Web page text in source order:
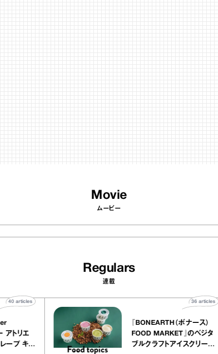
おいしいギフト
【timelesz project ＃ここか
ロは夢をもう一度追わせてく
timelesz project -AUDITION-
DOCUMENTARY
53articles
さ
社会